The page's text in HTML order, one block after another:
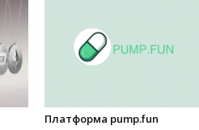
Платформа pump.fun